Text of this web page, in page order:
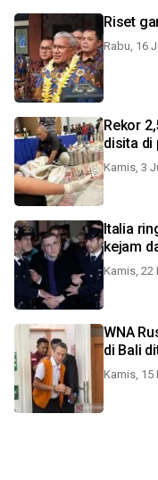
Riset
Rabu, 16
Rekor
disita di
Kamis, 3
Italia
kejam
Kamis, 22
WNA
di Bali
Kamis, 15